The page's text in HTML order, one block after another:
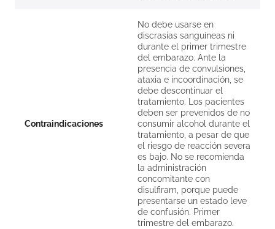
Contraindicaciones
No debe usarse en
discrasias sanguíneas ni
durante el primer trimestre
del embarazo. Ante la
presencia de convulsiones,
ataxia e incoordinación, se
debe descontinuar el
tratamiento. Los pacientes
deben ser prevenidos de no
consumir alcohol durante el
tratamiento, a pesar de que
el riesgo de reacción severa
es bajo. No se recomienda
la administración
concomitante con
disulfiram, porque puede
presentarse un estado leve
de confusión. Primer
trimestre del embarazo.